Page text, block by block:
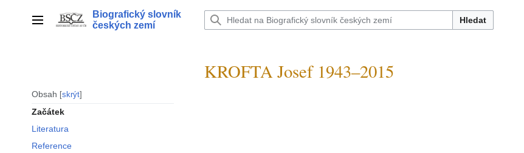
Hlavní menu
Biografický slovník
českých zemí
Hledat
Obsah skrýt
Začátek
Literatura
Reference
KROFTA Josef 1943–2015